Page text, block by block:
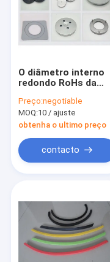
O diâmetro interno
redondo RoHs da
filtro do vestuário do
quadrado aprovou
Preço:negotiable
MOQ:10 / ajuste
obtenha o ultimo preço
contacto